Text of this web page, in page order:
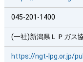
045-201-1400
(一社)新潟県ＬＰガス
https://ngt-lpg.or.jp/